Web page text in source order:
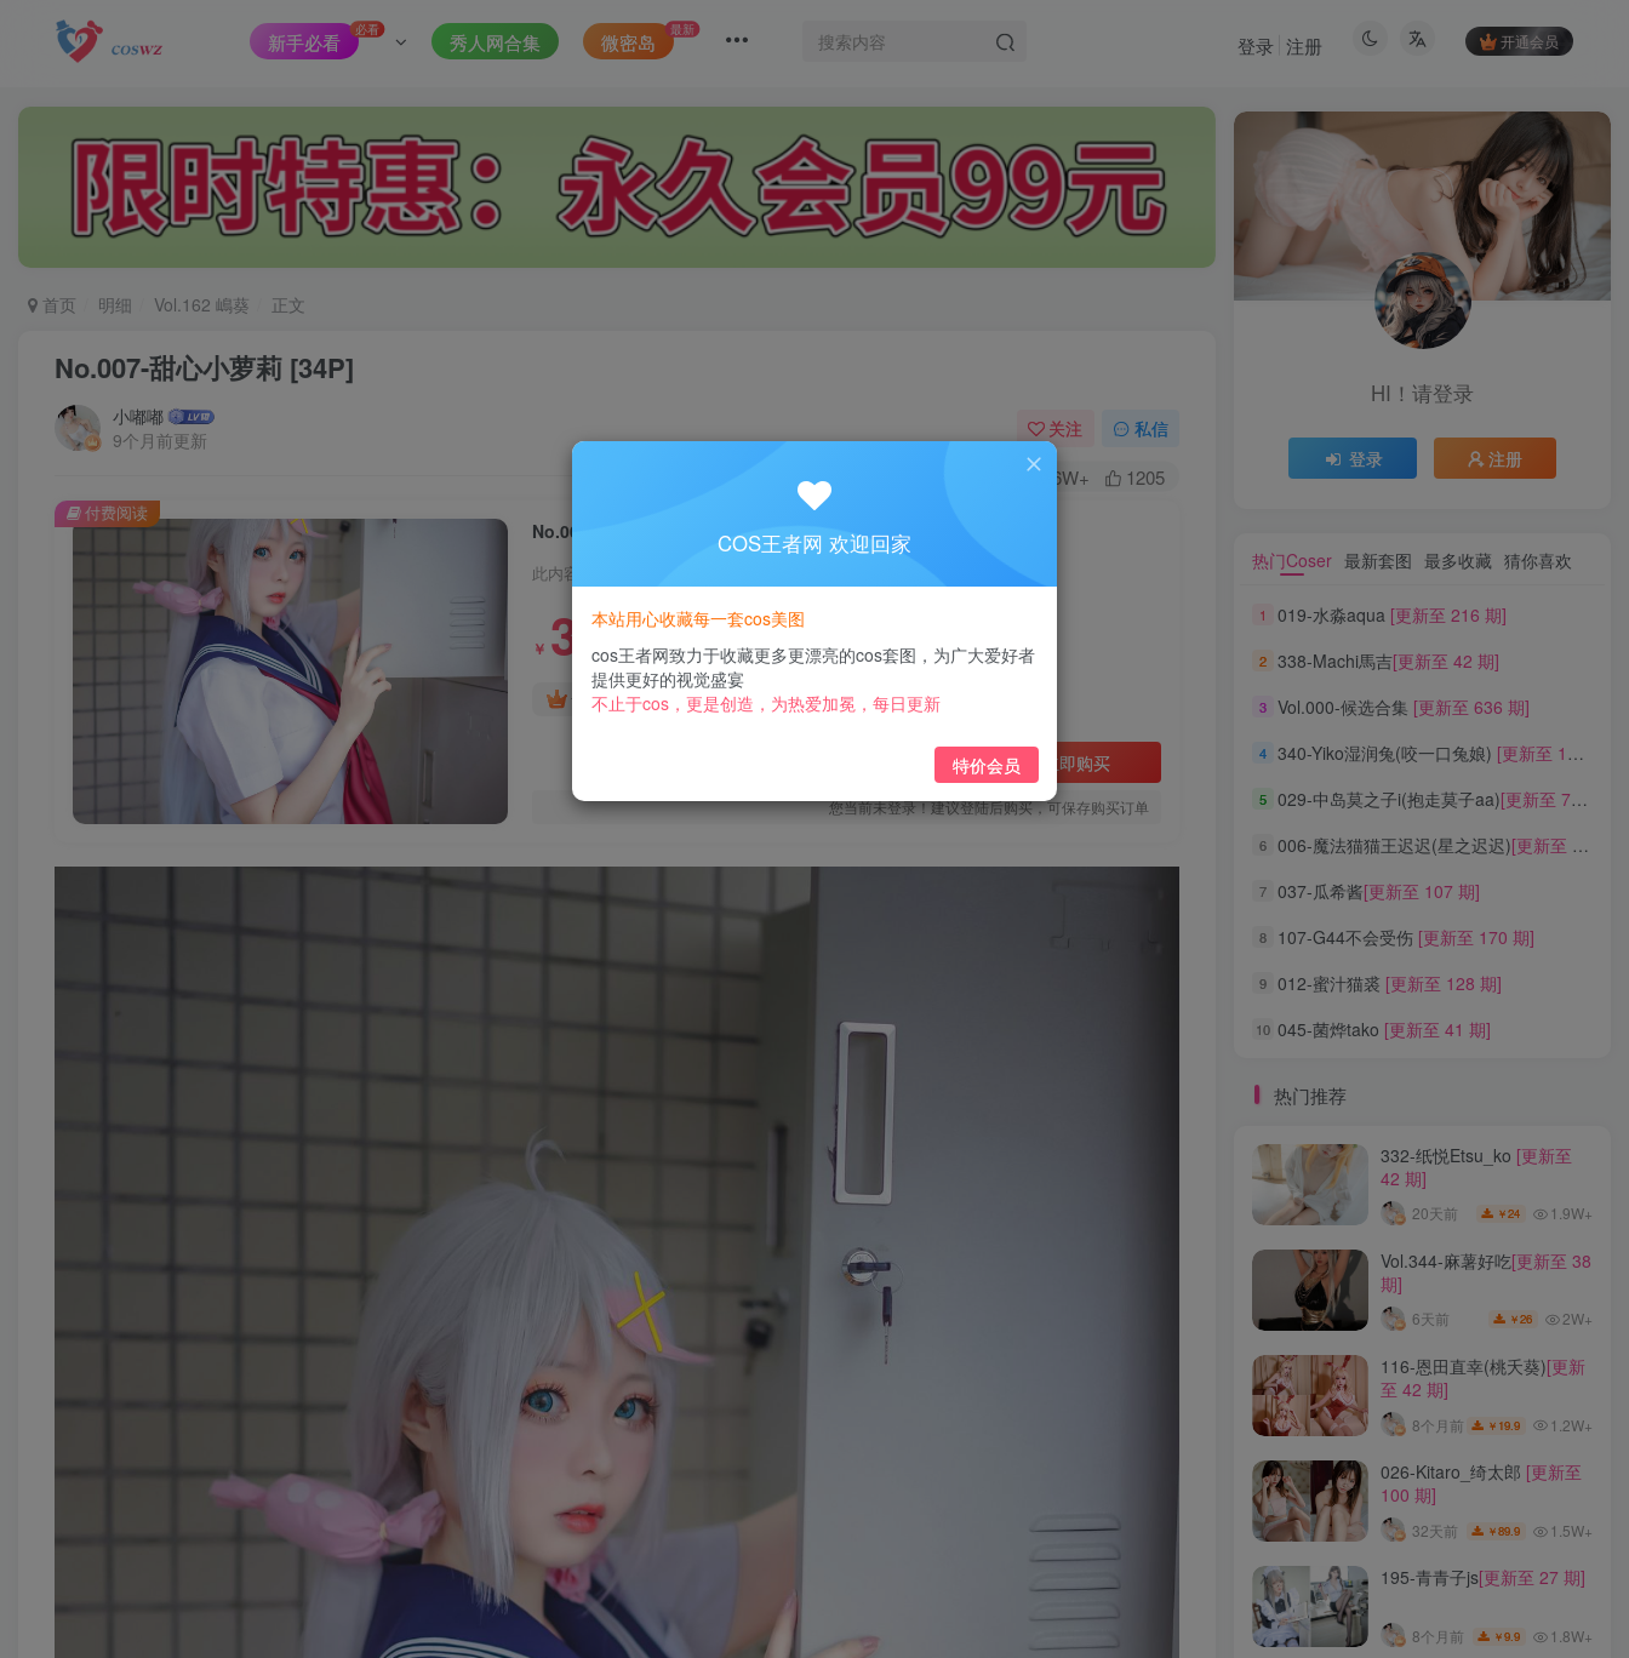
新手必看 必看 秀人网合集 微密岛 最新
开通会员
登录 注册
首页 明细 Vol.162 嶋葵 正文
No.007-甜心小萝莉 [34P]
小嘟嘟
9个月前更新
关注 私信
1.6W+ 1205
No.007-甜心小萝莉 [34P]
此内容为付费阅读，请付费后查看
￥ 3
黄金会员免费 钻石会员免费
立即购买
您当前未登录！建议登陆后购买，可保存购买订单
付费阅读
HI！请登录
登录 注册
热门Coser 最新套图 最多收藏 猜你喜欢
1 019-水淼aqua [更新至 216 期]
2 338-Machi馬吉[更新至 42 期]
3 Vol.000-候选合集 [更新至 636 期]
4 340-Yiko湿润兔(咬一口兔娘) [更新至 136 期]
5 029-中岛莫之子i(抱走莫子aa)[更新至 76 期]
6 006-魔法猫猫王迟迟(星之迟迟)[更新至 320 期]
7 037-瓜希酱[更新至 107 期]
8 107-G44不会受伤 [更新至 170 期]
9 012-蜜汁猫裘 [更新至 128 期]
10 045-菌烨tako [更新至 41 期]
热门推荐
332-纸悦Etsu_ko [更新至
42 期]
20天前 ￥24 1.9W+
Vol.344-麻薯好吃[更新至 38
期]
6天前 ￥26 2W+
116-恩田直幸(桃夭葵)[更新
至 42 期]
8个月前 ￥ 19.9 1.2W+
026-Kitaro_绮太郎 [更新至
100 期]
32天前 ￥89.9 1.5W+
195-青青子js[更新至 27 期]
8个月前 ￥9.9 1.8W+
HI！请登录
登录 注册
热门Coser 最新套图 最多收藏 猜你喜欢
1 019-水淼aqua [更新至 216 期]
2 338-Machi馬吉[更新至 42 期]
3 Vol.000-候选合集 [更新至 636 期]
4 340-Yiko湿润兔(咬一口兔娘) [更新至 136 期]
5 029-中岛莫之子i(抱走莫子aa)[更新至 76 期]
6 006-魔法猫猫王迟迟(星之迟迟)[更新至 320 期]
7 037-瓜希酱[更新至 107 期]
8 107-G44不会受伤 [更新至 170 期]
9 012-蜜汁猫裘 [更新至 128 期]
10 045-菌烨tako [更新至 41 期]
标签云
龙年活动 龙宫地狱 龙娘图鉴
龙娘
龙姬
龙华妃咲JK
龙华妃咲cos
龙华妃咲
黛尔 黑龙贯通
黑黑麦
黑馆晴奈
黑靡烟旗袍 黑钻兔子
黑金
黑贞德泳装
黑贞兔子
黑见芹香
黑裤妹
热门推荐
42 期]
期]
COS王者网 欢迎回家
本站用心收藏每一套cos美图
cos王者网致力于收藏更多更漂亮的cos套图，为广大爱好者
提供更好的视觉盛宴
不止于cos，更是创造，为热爱加冕，每日更新
特价会员